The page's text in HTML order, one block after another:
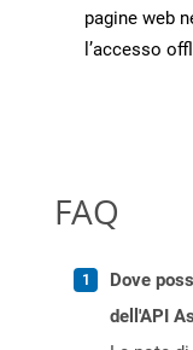
pagine web
l’accesso
FAQ
Dove
dell'API